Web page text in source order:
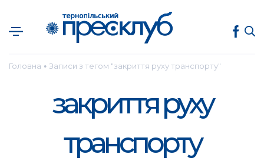
Головна ● Записи з тегом "закриття руху транспорту"
закриття руху
транспорту